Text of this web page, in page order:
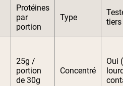
Protéines
par
portion
Type
tiers
25g /
portion
de 30g
Concentré
Oui